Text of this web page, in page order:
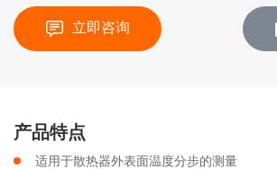
立即咨询
产品特点
适用于散热器外表面温度分步的测量